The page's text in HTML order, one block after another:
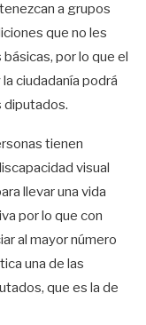
a grupos
que no les
por lo que el
ciudadanía podrá
diputados.
tienen
visual
llevar una vida
por lo que con
al mayor número
una de las
que es la de